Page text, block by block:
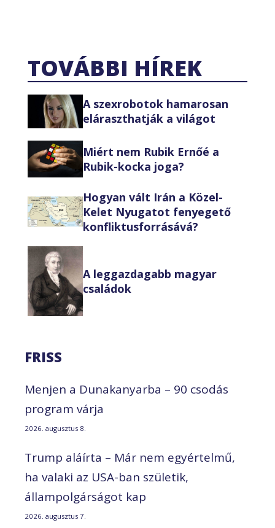
TOVÁBBI HÍREK
A szexrobotok hamarosan
eláraszthatják a világot
Miért nem Rubik Ernőé a
Rubik-kocka joga?
Hogyan vált Irán a Közel-
Kelet Nyugatot fenyegető
konfliktusforrásává?
A leggazdagabb magyar
családok
FRISS
Menjen a Dunakanyarba – 90 csodás
program várja
2026. augusztus 8.
Trump aláírta – Már nem egyértelmű,
ha valaki az USA-ban születik,
állampolgárságot kap
2026. augusztus 7.